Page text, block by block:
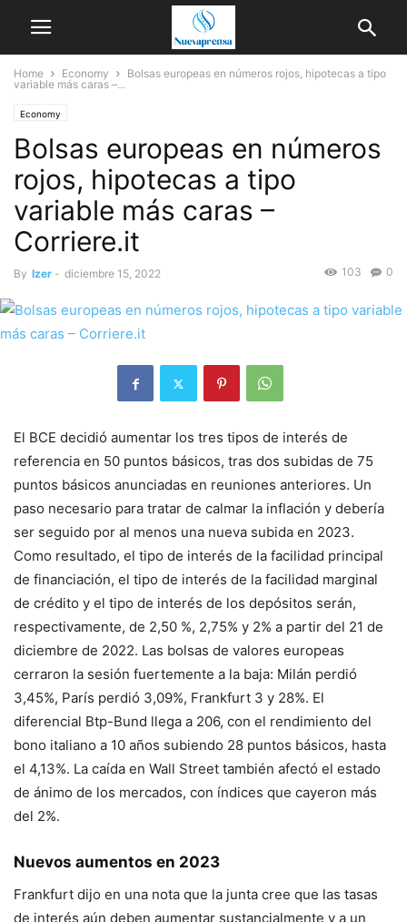
Home Economy
Bolsas europeas en números rojos, hipotecas a tipo
variable más caras –...
Economy
Bolsas europeas en números
rojos, hipotecas a tipo
variable más caras –
Corriere.it
By Izer - diciembre 15, 2022 0
103
El BCE decidió aumentar los tres tipos de interés de
referencia en 50 puntos básicos, tras dos subidas de 75
puntos básicos anunciadas en reuniones anteriores. Un
paso necesario para tratar de calmar la inflación y debería
ser seguido por al menos una nueva subida en 2023.
Como resultado, el tipo de interés de la facilidad principal
de financiación, el tipo de interés de la facilidad marginal
de crédito y el tipo de interés de los depósitos serán,
respectivamente, de 2,50 %, 2,75% y 2% a partir del 21 de
diciembre de 2022. Las bolsas de valores europeas
cerraron la sesión fuertemente a la baja: Milán perdió
3,45%, París perdió 3,09%, Frankfurt 3 y 28%. El
diferencial Btp-Bund llega a 206, con el rendimiento del
bono italiano a 10 años subiendo 28 puntos básicos, hasta
el 4,13%. La caída en Wall Street también afectó el estado
de ánimo de los mercados, con índices que cayeron más
del 2%.
Nuevos aumentos en 2023
Frankfurt dijo en una nota que la junta cree que las tasas
de interés aún deben aumentar sustancialmente y a un